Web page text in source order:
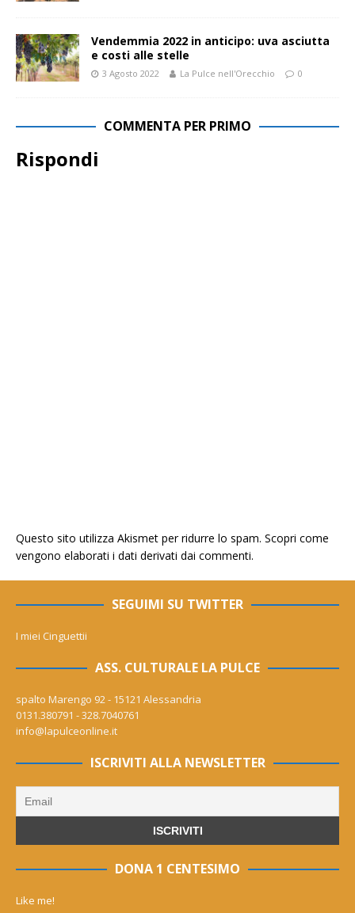
Vendemmia 2022 in anticipo: uva asciutta
e costi alle stelle
3 Agosto 2022 La Pulce nell'Orecchio 0
COMMENTA PER PRIMO
Rispondi
Questo sito utilizza Akismet per ridurre lo spam. Scopri come
vengono elaborati i dati derivati dai commenti.
SEGUIMI SU TWITTER
I miei Cinguettii
ASS. CULTURALE LA PULCE
spalto Marengo 92 - 15121 Alessandria
0131.380791 - 328.7040761
info@lapulceonline.it
ISCRIVITI ALLA NEWSLETTER
DONA 1 CENTESIMO
Like me!